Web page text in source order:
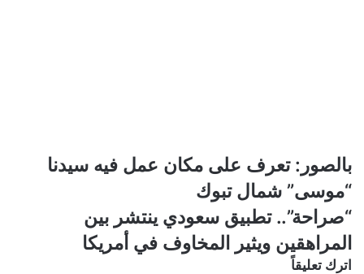
بالصور:
تعرف
على
مكان
عمل
فيه
سيدنا
بالصور: تعرف على مكان عمل فيه سيدنا
“موسى” شمال تبوك
“صراحة”..
تطبيق
سعودي
ينتشر
“صراحة”.. تطبيق سعودي ينتشر بين
المراهقين ويثير المخاوف في أمريكا
اترك تعليقاً